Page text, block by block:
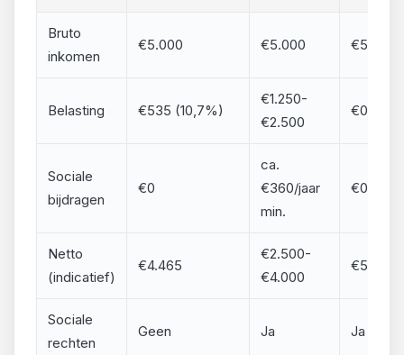
Bruto
inkomen
€5.000 €5.000 €5.000
Belasting €535 (10,7%)
€1.250-
€2.500
€0
Sociale
bijdragen
€0
ca.
€360/jaar
min.
€0
Netto
(indicatief)
€4.465
€2.500-
€4.000
€5.000
Sociale
rechten
Geen Ja Ja